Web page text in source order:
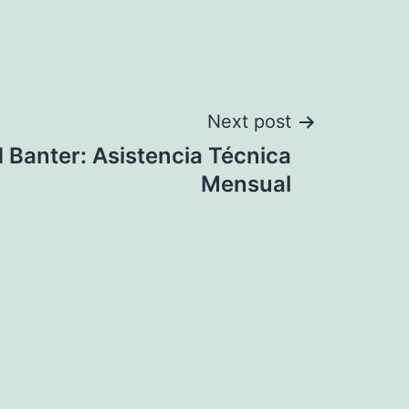
Next post
Banter: Asistencia Técnica
Mensual